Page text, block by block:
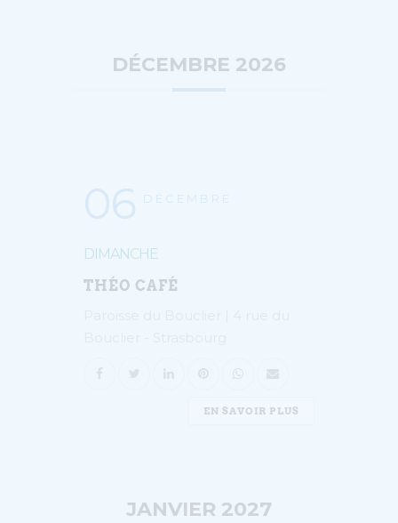
DÉCEMBRE 2026
DIMANCHE
THÉO CAFÉ
EN SAVOIR PLUS
JANVIER 2027